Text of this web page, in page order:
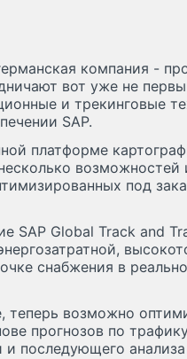
компания -
вот уже не
и трекинговые
SAP.
платформе
возможностей
под
SAP Global Track and
снабжения в
теперь возможно
прогнозов по
последующего анализа